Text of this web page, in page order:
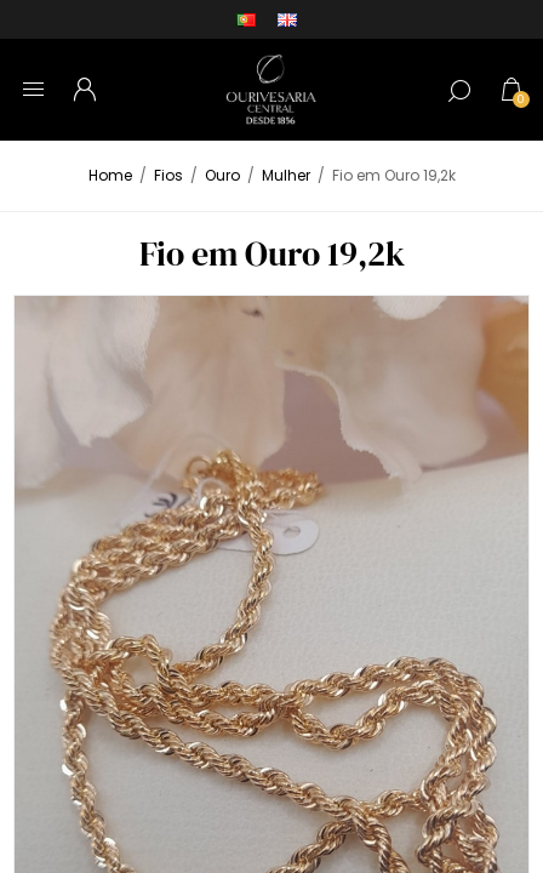
0
Home / Fios / Ouro / Mulher / Fio em Ouro 19,2k
Fio em Ouro 19,2k